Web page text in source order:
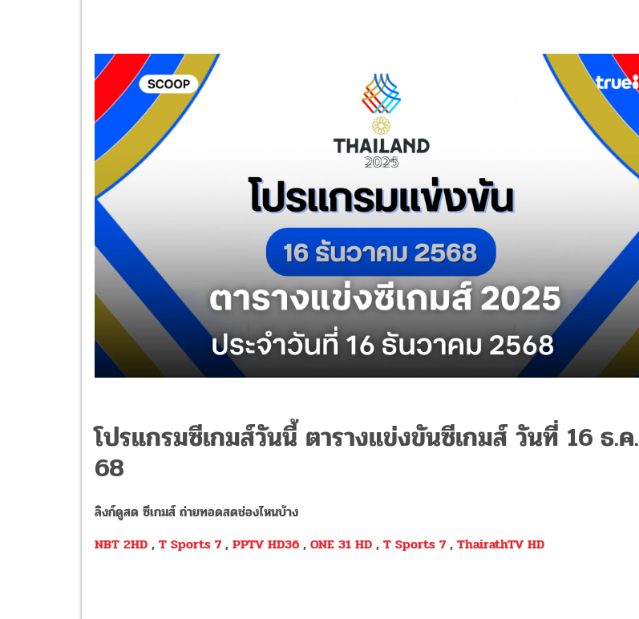
โปรแกรมซีเกมส์วันนี้ ตารางแข่งขันซีเกมส์ วันที่ 16 ธ.ค.
68
ลิงก์ดูสด ซีเกมส์ ถ่ายทอดสดช่องไหนบ้าง
NBT 2HD , T Sports 7, PPTV HD36 , ONE 31 HD , T Sports 7, ThairathTV HD